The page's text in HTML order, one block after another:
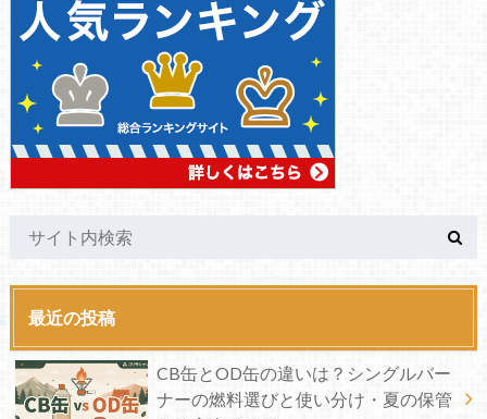
最近の投稿
CB缶とOD缶の違いは？シングルバー
ナーの燃料選びと使い分け・夏の保管